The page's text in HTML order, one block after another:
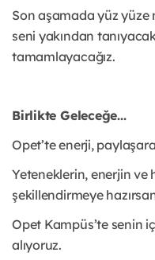
Son aşamada yüz yüze
seni yakından
tamamlayacağız.
Birlikte Geleceğe...
Opet’te enerji,
Yeteneklerin, enerjin ve
şekillendirmeye
Opet Kampüs’te senin
alıyoruz.